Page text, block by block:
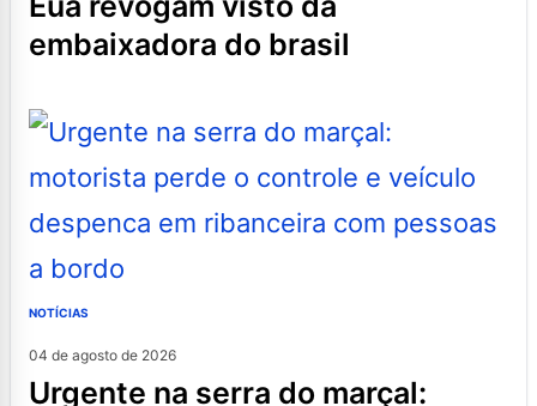
embaixadora do brasil
NOTÍCIAS
04 de agosto de 2026
urgente na serra do marçal: